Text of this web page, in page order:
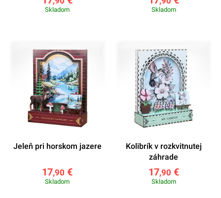
Skladom Skladom
Jeleň pri horskom jazere
17,90 €
Skladom
Kolibrík v rozkvitnutej
záhrade
17,90 €
Skladom